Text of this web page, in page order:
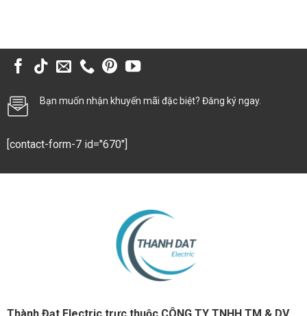
Bạn muốn nhận khuyến mãi đặc biệt? Đăng ký ngay.
[contact-form-7 id="670"]